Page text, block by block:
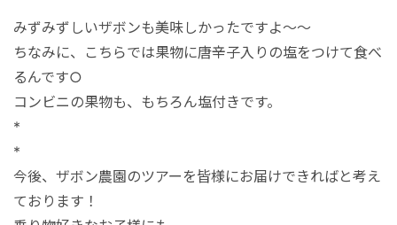
みずみずしいザボンも美味しかったですよ～～
ちなみに、こちらでは果物に唐辛子入りの塩をつけて食べ
るんです○
コンビニの果物も、もちろん塩付きです。
*
*
今後、ザボン農園のツアーを皆様にお届けできればと考え
ております！